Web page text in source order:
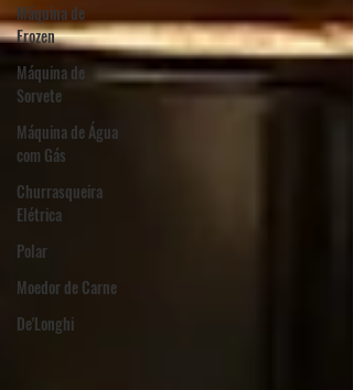
Máquina de
Frozen
Máquina de
Sorvete
Máquina de Água
com Gás
Churrasqueira
Elétrica
Polar
Moedor de Carne
De'Longhi